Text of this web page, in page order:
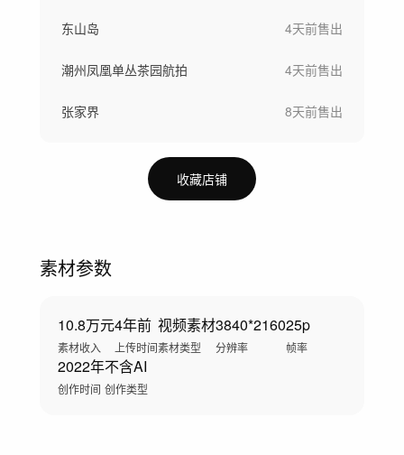
东山岛 4天前售出
潮州凤凰单丛茶园航拍 4天前售出
张家界 8天前售出
收藏店铺
素材参数
10.8万元
素材收入
4年前
上传时间
视频素材
素材类型
3840*2160
分辨率
25p
帧率
2022年
创作时间
不含AI
创作类型